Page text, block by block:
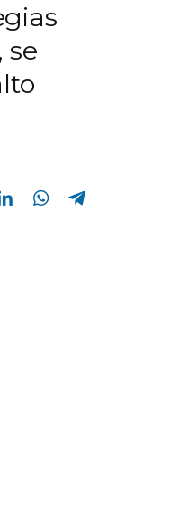
se
Compartir en Whatsapp